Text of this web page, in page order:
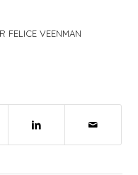
FELICE VEENMAN